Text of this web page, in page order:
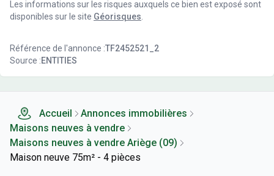
Les informations sur les risques auxquels ce bien est exposé sont
disponibles sur le site Géorisques
Référence de l'annonce :TF2452521_2
Source :ENTITIES
Accueil
Annonces immobilières
Maisons neuves à vendre
Maisons neuves à vendre Ariège (09)
Maison neuve 75m² - 4 pièces